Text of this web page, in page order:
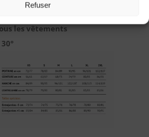
Refuser
les vêtements